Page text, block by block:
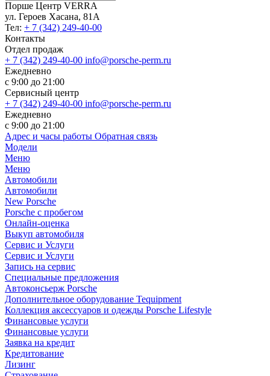
Порше Центр VERRA
ул. Героев Хасана, 81А
Тел: + 7 (342) 249-40-00
Контакты
Отдел продаж
+ 7 (342) 249-40-00 info@porsche-perm.ru
Ежедневно
с 9:00 до 21:00
Сервисный центр
+ 7 (342) 249-40-00 info@porsche-perm.ru
Ежедневно
с 9:00 до 21:00
Адрес и часы работы Обратная связь
Модели
Меню
Меню
Автомобили
Автомобили
New Porsche
Porsche с пробегом
Онлайн-оценка
Выкуп автомобиля
Сервис и Услуги
Сервис и Услуги
Запись на сервис
Специальные предложения
Автоконсьерж Porsche
Дополнительное оборудование Tequipment
Коллекция аксессуаров и одежды Porsche Lifestyle
Финансовые услуги
Финансовые услуги
Заявка на кредит
Кредитование
Лизинг